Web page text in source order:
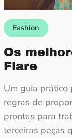
Fashion
Os
Flare
Um guia prático
regras de
prontas para
terceiras peças